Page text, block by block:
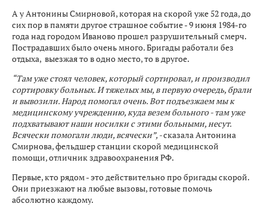
А у Антонины Смирновой, которая на скорой уже 52 года, до
сих пор в памяти другое страшное событие - 9 июня 1984-го
года над городом Иваново прошел разрушительный смерч.
Пострадавших было очень много. Бригады работали без
отдыха, выезжая то в одно место, то в другое.
“Там уже стоял человек, который сортировал, и производил
сортировку больных. И тяжелых мы, в первую очередь, брали
и вывозили. Народ помогал очень. Вот подъезжаем мы к
медицинскому учреждению, куда везем больного - там уже
подхватывают наши носилки с этими больными, несут.
Всячески помогали люди, всячески”, -сказала Антонина
Смирнова, фельдшер станции скорой медицинской
помощи, отличник здравоохранения РФ.
Первые, кто рядом - это действительно про бригады скорой.
Они приезжают на любые вызовы, готовые помочь
абсолютно каждому.